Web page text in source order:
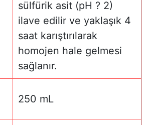
sülfürik asit (pH ? 2)
ilave edilir ve yaklaşık 4
saat karıştırılarak
homojen hale gelmesi
sağlanır.
250 mL